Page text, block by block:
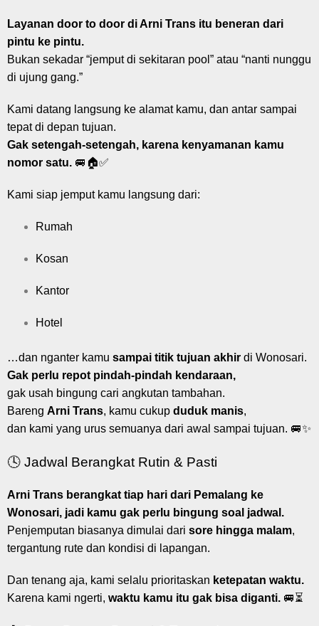
Layanan door to door di Arni Trans itu beneran dari
pintu ke pintu.
Bukan sekadar “jemput di sekitaran pool” atau “nanti nunggu
di ujung gang.”
Kami datang langsung ke alamat kamu, dan antar sampai
tepat di depan tujuan.
Gak setengah-setengah, karena kenyamanan kamu
nomor satu. 🚐🏠✅
Kami siap jemput kamu langsung dari:
Rumah
Kosan
Kantor
Hotel
…dan nganter kamu sampai titik tujuan akhir di Wonosari.
Gak perlu repot pindah-pindah kendaraan,
gak usah bingung cari angkutan tambahan.
Bareng Arni Trans, kamu cukup duduk manis,
dan kami yang urus semuanya dari awal sampai tujuan. 🚐✨
🕓 Jadwal Berangkat Rutin & Pasti
Arni Trans berangkat tiap hari dari Pemalang ke
Wonosari, jadi kamu gak perlu bingung soal jadwal.
Penjemputan biasanya dimulai dari sore hingga malam,
tergantung rute dan kondisi di lapangan.
Dan tenang aja, kami selalu prioritaskan ketepatan waktu.
Karena kami ngerti, waktu kamu itu gak bisa diganti. 🚐⏳